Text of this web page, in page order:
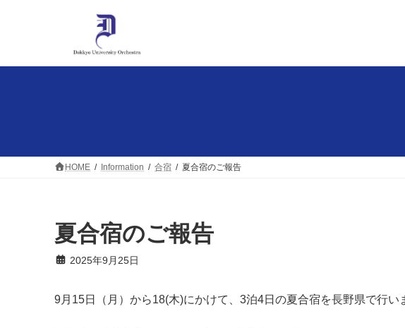
ツ
シ
HOME Information 合宿 夏合宿のご報告
夏合宿のご報告
2025年9月25日
9月15日（月）から18(木)にかけて、3泊4日の夏合宿を長野県で行い